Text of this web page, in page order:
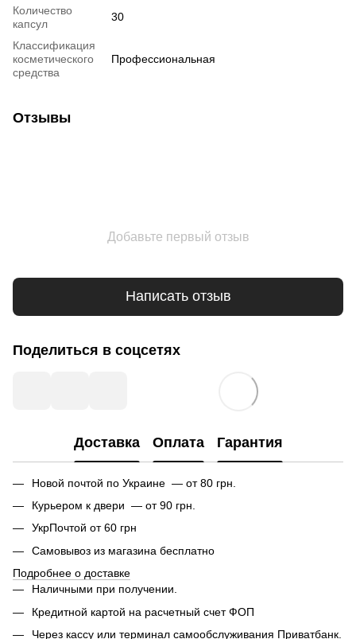
Количество
капсул
30
Классификация
косметического
средства
Профессиональная
Отзывы
Добавьте первый отзыв
Написать отзыв
Поделиться в соцсетях
Доставка Оплата Гарантия
Новой почтой по Украине — от 80 грн.
Курьером к двери — от 90 грн.
УкрПочтой от 60 грн
Самовывоз из магазина бесплатно
Подробнее о доставке
Наличными при получении.
Кредитной картой на расчетный счет ФОП
Через кассу или терминал самообслуживания Приватбанк.